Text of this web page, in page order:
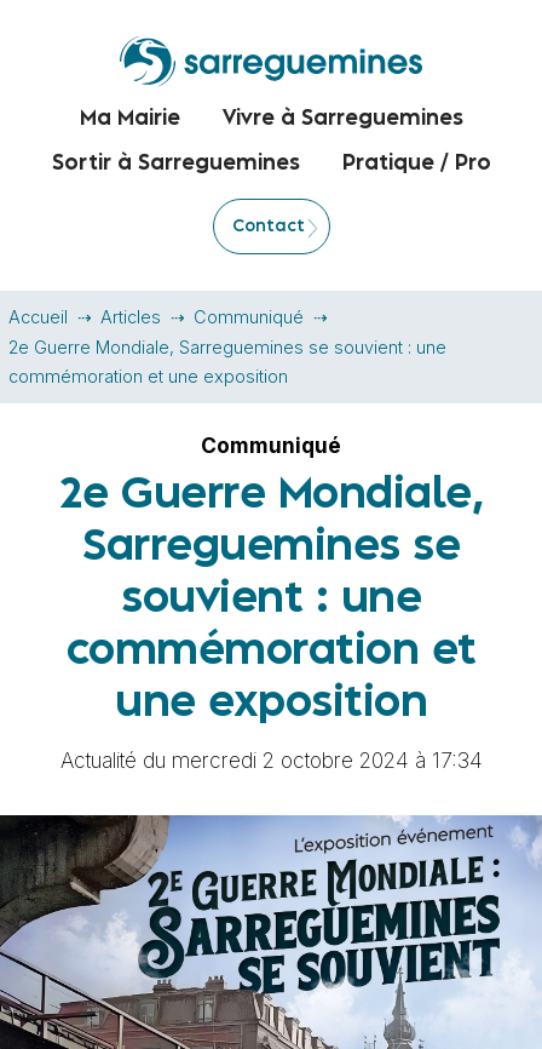
Ma Mairie Vivre à Sarreguemines
Sortir à Sarreguemines Pratique / Pro
Contact
Accueil Articles
Communiqué
2e Guerre Mondiale, Sarreguemines se souvient : une
commémoration et une exposition
Communiqué
2e Guerre Mondiale,
Sarreguemines se
souvient : une
commémoration et
une exposition
Actualité du mercredi 2 octobre 2024 à 17:34